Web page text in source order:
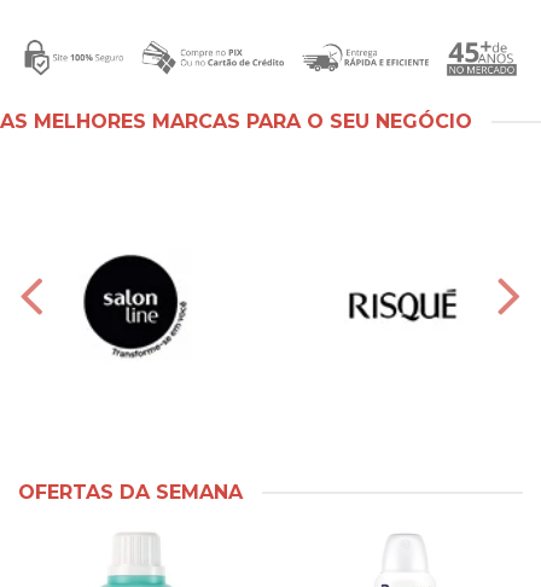
AS MELHORES MARCAS PARA O SEU NEGÓCIO
OFERTAS DA SEMANA